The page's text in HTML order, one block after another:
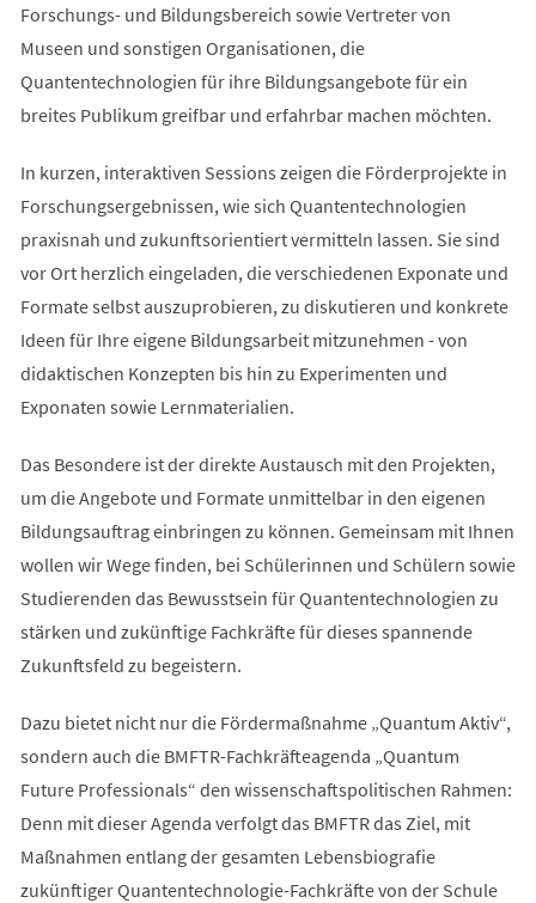
Forschungs- und Bildungsbereich sowie Vertreter von
Museen und sonstigen Organisationen, die
Quantentechnologien für ihre Bildungsangebote für ein
breites Publikum greifbar und erfahrbar machen möchten.
In kurzen, interaktiven Sessions zeigen die Förderprojekte in
Forschungsergebnissen, wie sich Quantentechnologien
praxisnah und zukunftsorientiert vermitteln lassen. Sie sind
vor Ort herzlich eingeladen, die verschiedenen Exponate und
Formate selbst auszuprobieren, zu diskutieren und konkrete
Ideen für Ihre eigene Bildungsarbeit mitzunehmen - von
didaktischen Konzepten bis hin zu Experimenten und
Exponaten sowie Lernmaterialien.
Das Besondere ist der direkte Austausch mit den Projekten,
um die Angebote und Formate unmittelbar in den eigenen
Bildungsauftrag einbringen zu können. Gemeinsam mit Ihnen
wollen wir Wege finden, bei Schülerinnen und Schülern sowie
Studierenden das Bewusstsein für Quantentechnologien zu
stärken und zukünftige Fachkräfte für dieses spannende
Zukunftsfeld zu begeistern.
Dazu bietet nicht nur die Fördermaßnahme „Quantum Aktiv“,
sondern auch die BMFTR-Fachkräfteagenda „Quantum
Future Professionals“ den wissenschaftspolitischen Rahmen:
Denn mit dieser Agenda verfolgt das BMFTR das Ziel, mit
Maßnahmen entlang der gesamten Lebensbiografie
zukünftiger Quantentechnologie-Fachkräfte von der Schule